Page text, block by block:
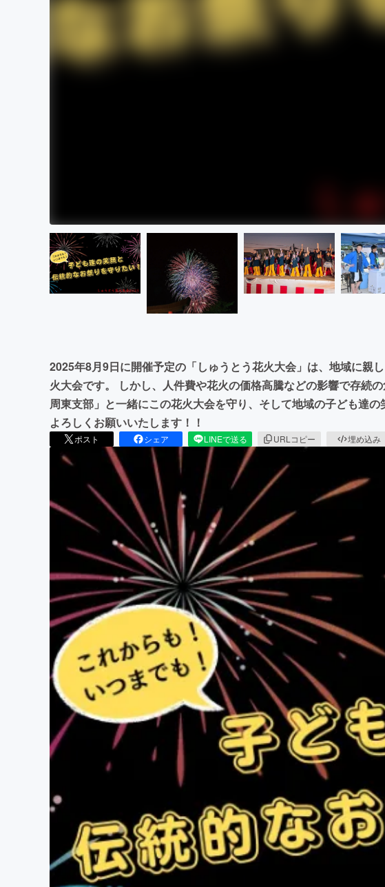
2025年8月9日に開催予定の「しゅうとう花火大会」は、地域に親
火大会です。 しかし、人件費や花火の価格高騰などの影響で
周東支部」と一緒にこの花火大会を守り、そして地域の子ども達
よろしくお願いいたします！！
ポスト シェア LINEで送る URLコピー 埋め込み